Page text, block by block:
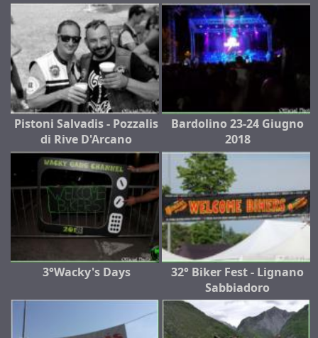
Pistoni Salvadis - Pozzalis
di Rive D'Arcano
Bardolino 23-24 Giugno
2018
3°Wacky's Days
32° Biker Fest - Lignano
Sabbiadoro